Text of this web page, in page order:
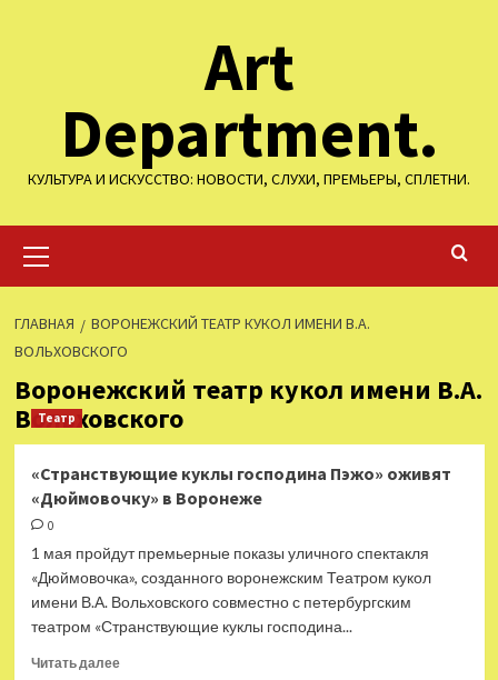
Art
Department.
КУЛЬТУРА И ИСКУССТВО: НОВОСТИ, СЛУХИ, ПРЕМЬЕРЫ, СПЛЕТНИ.
меню
ГЛАВНАЯ
ВОРОНЕЖСКИЙ ТЕАТР КУКОЛ ИМЕНИ В.А.
ВОЛЬХОВСКОГО
Воронежский театр кукол имени В.А.
Вольховского
Театр
«Странствующие куклы господина Пэжо» оживят
«Дюймовочку» в Воронеже
0
1 мая пройдут премьерные показы уличного спектакля
«Дюймовочка», созданного воронежским Театром кукол
имени В.А. Вольховского совместно с петербургским
театром «Странствующие куклы господина...
Читать далееПрочитать